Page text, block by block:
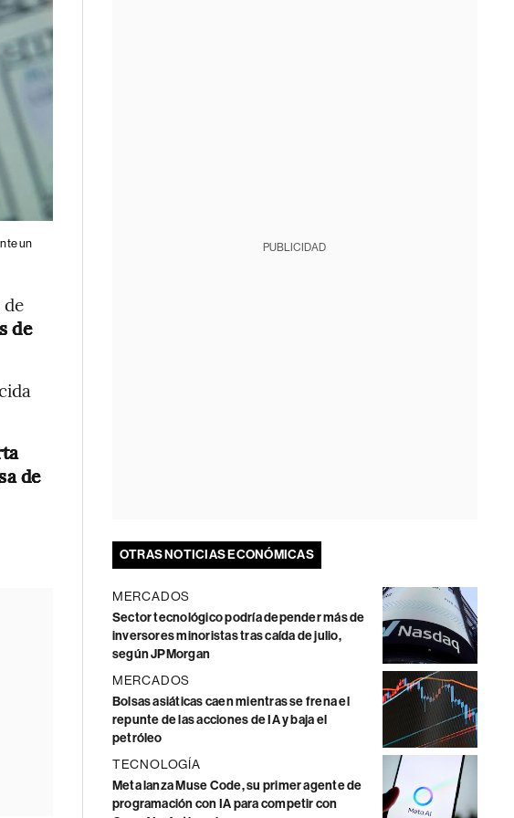
un
de
de
PUBLICIDAD
OTRAS NOTICIAS ECONÓMICAS
MERCADOS
Sector tecnológico podría depender más de
inversores minoristas tras caída de julio,
según JPMorgan
MERCADOS
Bolsas asiáticas caen mientras se frena el
repunte de las acciones de IA y baja el
petróleo
TECNOLOGÍA
Meta lanza Muse Code, su primer agente de
programación con IA para competir con